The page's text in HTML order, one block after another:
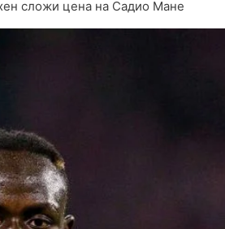
сложи цена на Садио Мане